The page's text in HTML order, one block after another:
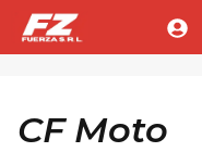
Saltar
al
CF Moto